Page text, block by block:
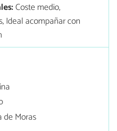
Coste medio,
Ideal acompañar con
de Moras